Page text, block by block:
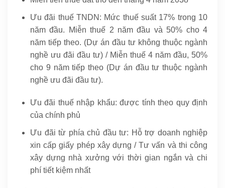
Ưu đãi thuế TNDN: Mức thuế suất 17% trong 10
năm đầu. Miễn thuế 2 năm đầu và 50% cho 4
năm tiếp theo. (Dự án đầu tư không thuộc ngành
nghề ưu đãi đầu tư) / Miễn thuế 4 năm đầu, 50%
cho 9 năm tiếp theo (Dự án đầu tư thuộc ngành
nghề ưu đãi đầu tư).
Ưu đãi thuế nhập khẩu: được tính theo quy định
của chính phủ
Ưu đãi từ phía chủ đầu tư: Hỗ trợ doanh nghiệp
xin cấp giấy phép xây dựng / Tư vấn và thi công
xây dựng nhà xưởng với thời gian ngắn và chi
phí tiết kiệm nhất